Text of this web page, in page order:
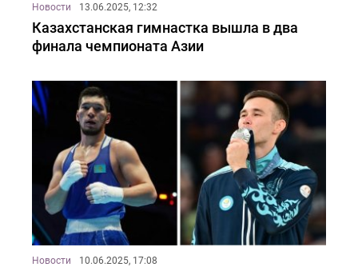
Новости 13.06.2025, 12:32
Казахстанская гимнастка вышла в два
финала чемпионата Азии
Новости 10.06.2025, 17:08